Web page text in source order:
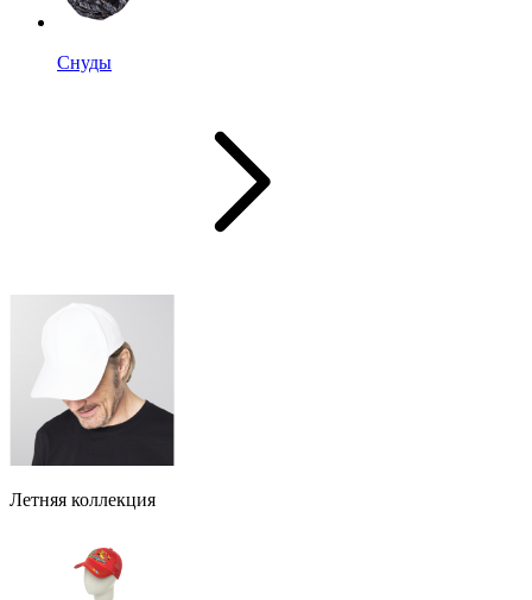
Снуды
Летняя коллекция